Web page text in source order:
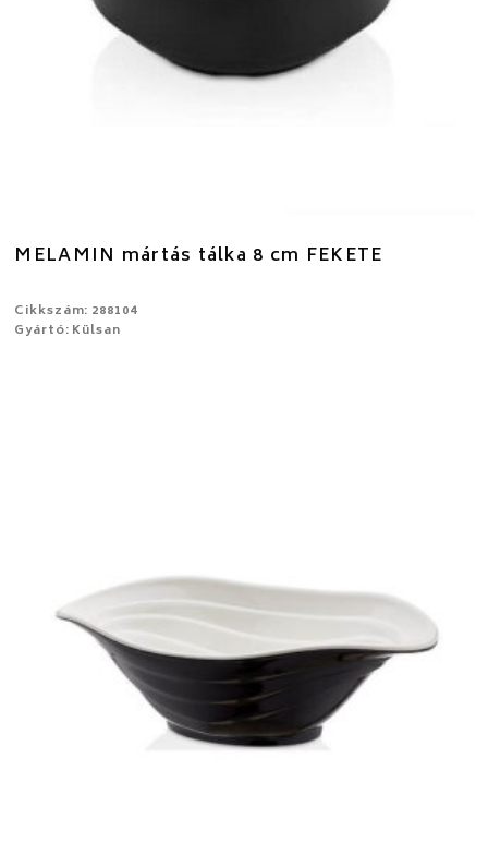
MELAMIN mártás tálka 8 cm FEKETE
Cikkszám: 288104
Gyártó: Külsan